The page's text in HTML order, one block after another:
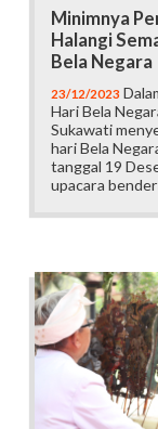
Minimnya
Halangi
Bela Negara
23/12/2023
Hari Bela
Sukawati
hari Bela
tanggal 19
upacara